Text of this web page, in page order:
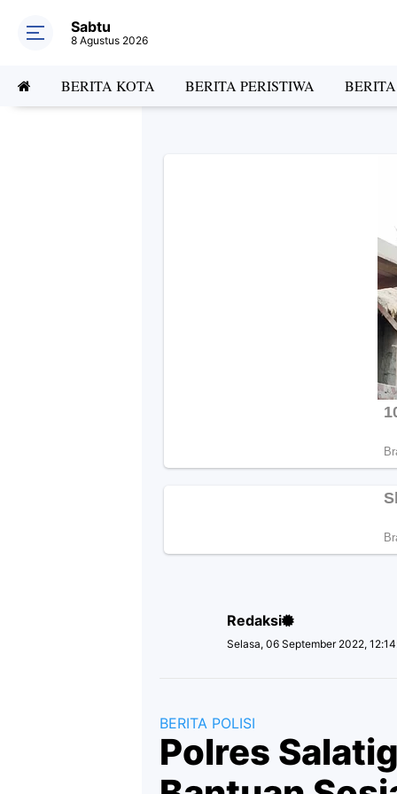
Sabtu
8 Agustus 2026
BERITA KOTA BERITA PERISTIWA
Redaksi
Selasa, 06 September 2022,
BERITA POLISI
Polres